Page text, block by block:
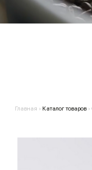
Главная › Каталог товаров ›